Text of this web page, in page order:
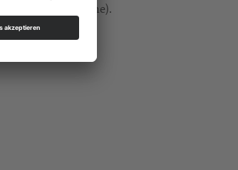
hinter der Kirche).